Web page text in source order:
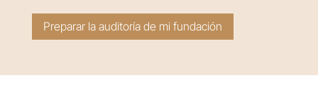
Preparar la auditoría de mi fundación